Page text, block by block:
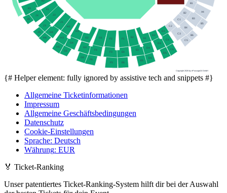
K3
J6
J5
J4
J3
H6
H5
H4
H3
G6
G5
G4
G3
F6
F5
F4
F3
E6
E5
E4
E3
D6
D5
D4
D3
C6
C5
C4
C3
B6
B5
B4
B3
A4
K1
J2
H2
H1
G2 G1 F2 F1 E2 E1
B2
D1
C2
C1
D2
B1
Copyright 2026 by ePassage24 GmbH
{# Helper element: fully ignored by assistive tech and snippets #}
Allgemeine Ticketinformationen
Impressum
Allgemeine Geschäftsbedingungen
Datenschutz
Cookie-Einstellungen
Sprache: Deutsch
Währung: EUR
🏅 Ticket-Ranking
Unser patentiertes Ticket-Ranking-System hilft dir bei der Auswahl